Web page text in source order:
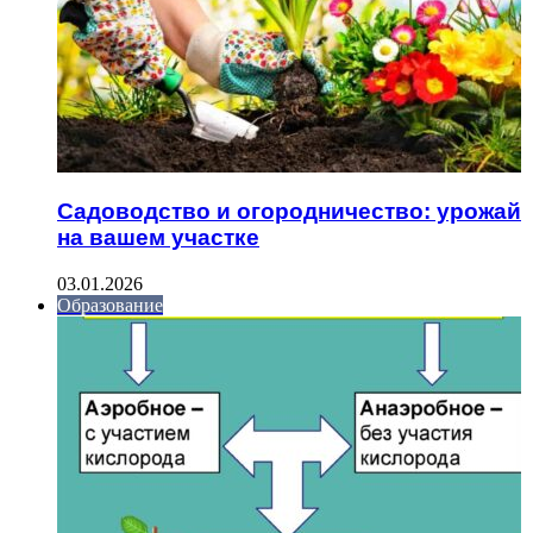
Садоводство и огородничество: урожай
на вашем участке
03.01.2026
Образование